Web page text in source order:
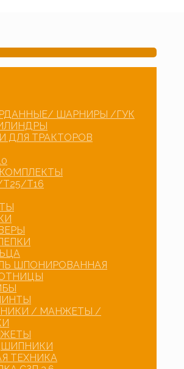
ШАРНИРЫ /ГУК
ДЛЯ ТРАКТОРОВ
Т16
ШПОНИРОВАННАЯ
/ МАНЖЕТЫ /
ТЕХНИКА